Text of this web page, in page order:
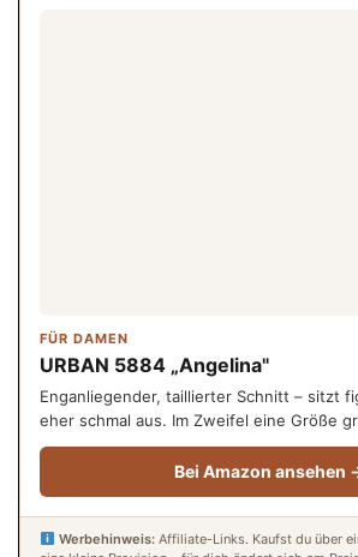
FÜR DAMEN
URBAN 5884 „Angelina"
Enganliegender, taillierter Schnitt – sitzt
eher schmal aus. Im Zweifel eine Größe
Bei Amazon ansehen
Werbehinweis:Affiliate-Links. Kaufst du über